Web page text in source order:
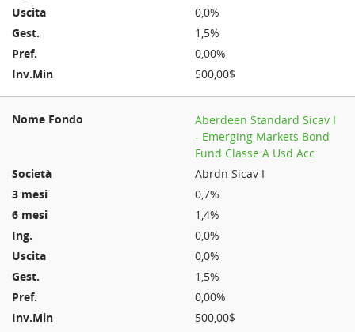
0,0%
1,5%
0,00%
500,00$
Aberdeen Standard Sicav I
- Emerging Markets Bond
Fund Classe A Usd Acc
Abrdn Sicav I
0,7%
1,4%
0,0%
0,0%
1,5%
0,00%
500,00$